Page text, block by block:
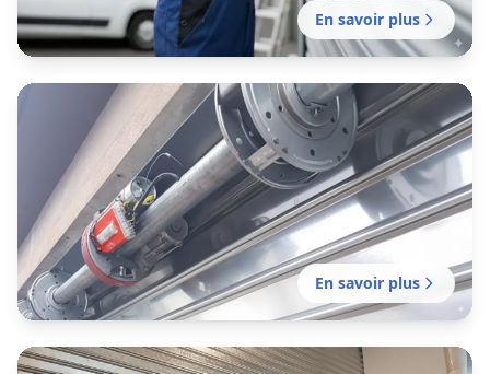
Motorisation rideau métallique
Monteux
Motorisation et remplacement de moteurs de
rideaux métalliques pour les commerces
d’Avignon, des rues commerçantes aux zones
d’activité.
En savoir plus
En savoir plus